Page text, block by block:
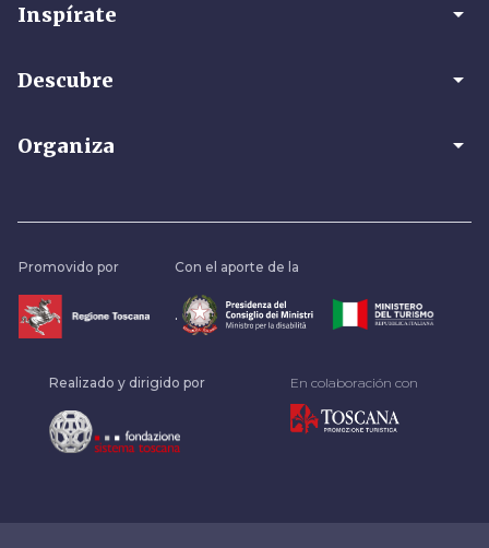
Inspírate arrow_drop_down
Descubre arrow_drop_down
Organiza arrow_drop_down
Promovido por Con el aporte de la
.
Realizado y dirigido por En colaboración con